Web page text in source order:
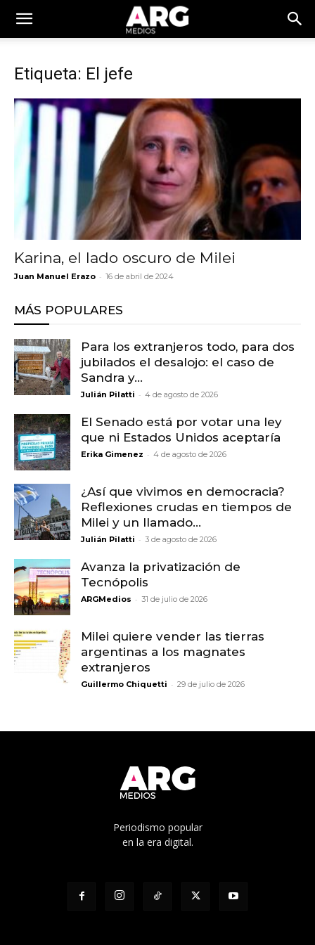
Etiqueta: El jefe
Karina, el lado oscuro de Milei
Juan Manuel Erazo - 16 de abril de 2024
MÁS POPULARES
Para los extranjeros todo, para dos
jubilados el desalojo: el caso de
Sandra y...
Julián Pilatti - 4 de agosto de 2026
El Senado está por votar una ley
que ni Estados Unidos aceptaría
Erika Gimenez - 4 de agosto de 2026
¿Así que vivimos en democracia?
Reflexiones crudas en tiempos de
Milei y un llamado...
Julián Pilatti - 3 de agosto de 2026
Avanza la privatización de
Tecnópolis
ARGMedios - 31 de julio de 2026
Milei quiere vender las tierras
argentinas a los magnates
extranjeros
Guillermo Chiquetti - 29 de julio de 2026
Periodismo popular
en la era digital.